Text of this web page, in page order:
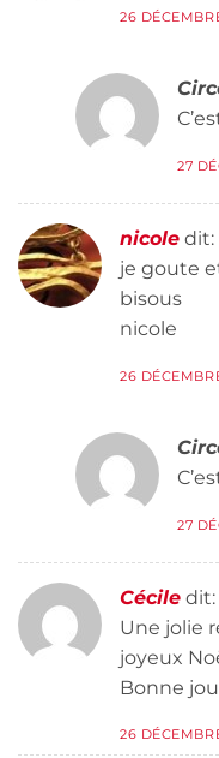
26
27
nicole dit:
je goute
bisous
nicole
26
27
Cécile dit:
Une jolie
joyeux
Bonne
26